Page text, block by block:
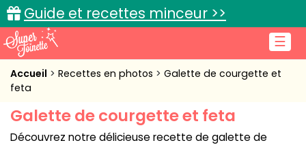
☰
Guide et recettes minceur >>
Accueil
Cuisine pratique
Accueil Recettes en photos
Galette de courgette et
feta
Galette de courgette et feta
Découvrez notre délicieuse recette de galette de